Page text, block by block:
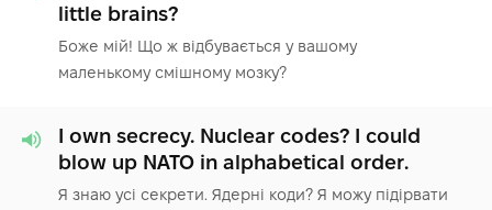
little brains?
Боже мій! Що ж відбувається у вашому
маленькому смішному мозку?
I own secrecy. Nuclear codes? I could
blow up NATO in alphabetical order.
Я знаю усі секрети. Ядерні коди? Я можу підірвати